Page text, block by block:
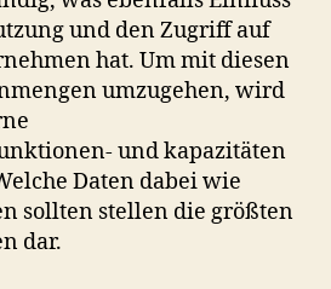
und den Zugriff auf
hat. Um mit diesen
umzugehen, wird
und kapazitäten
Daten dabei wie
sollten stellen die größten
dar.